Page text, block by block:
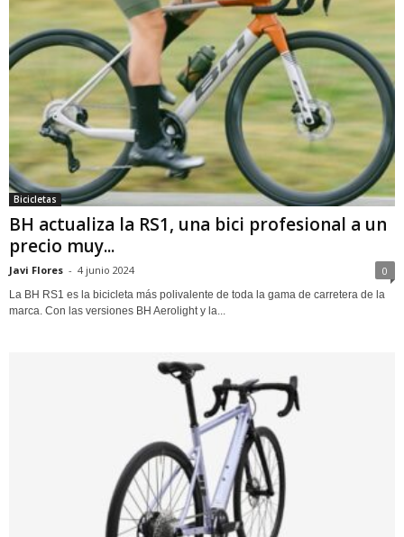
Bicicletas
BH actualiza la RS1, una bici profesional a un
precio muy...
Javi Flores - 4 junio 2024 0
La BH RS1 es la bicicleta más polivalente de toda la gama de carretera de la
marca. Con las versiones BH Aerolight y la...